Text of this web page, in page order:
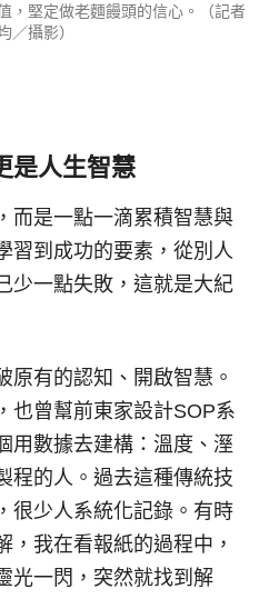
，堅定做老麵饅頭的信心。（記者
／攝影）
是人生智慧
而是一點一滴累積智慧與
習到成功的要素，從別人
少一點失敗，這就是大紀
原有的認知、開啟智慧。
也曾幫前東家設計SOP系
用數據去建構：溫度、溼
程的人。過去這種傳統技
很少人系統化記錄。有時
，我在看報紙的過程中，
光一閃，突然就找到解